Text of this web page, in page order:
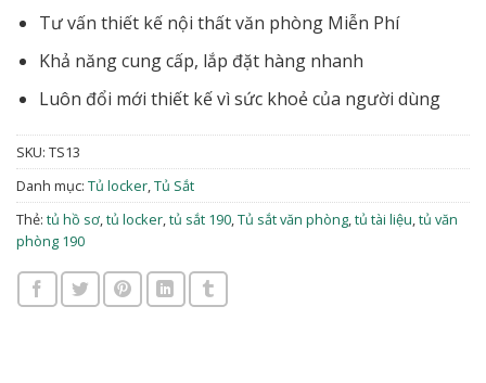
Tư vấn thiết kế nội thất văn phòng Miễn Phí
Khả năng cung cấp, lắp đặt hàng nhanh
Luôn đổi mới thiết kế vì sức khoẻ của người dùng
SKU: TS13
Danh mục: Tủ locker,Tủ Sắt
Thẻ: tủ hồ sơ,tủ locker,tủ sắt 190,Tủ sắt văn phòng,tủ tài liệu,tủ văn
phòng 190